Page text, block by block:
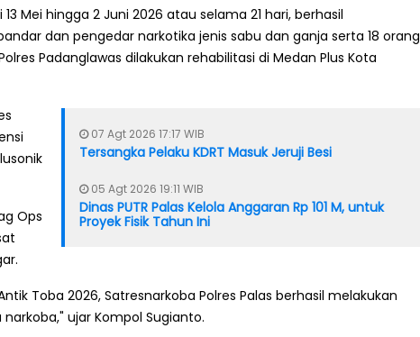
Mei hingga 2 Juni 2026 atau selama 21 hari, berhasil
dan pengedar narkotika jenis sabu dan ganja serta 18 orang
Padanglawas dilakukan rehabilitasi di Medan Plus Kota
07 Agt 2026 17:17 WIB
Tersangka Pelaku KDRT Masuk Jeruji Besi
05 Agt 2026 19:11 WIB
Dinas PUTR Palas Kelola Anggaran Rp 101 M, untuk
Proyek Fisik Tahun Ini
Ops
Toba 2026, Satresnarkoba Polres Palas berhasil melakukan
ujar Kompol Sugianto.